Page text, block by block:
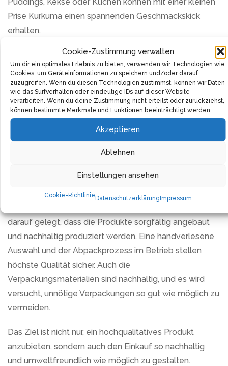
Cookie-Zustimmung verwalten
Um dir ein optimales Erlebnis zu bieten, verwenden wir Technologien wie
Cookies, um Geräteinformationen zu speichern und/oder darauf
zuzugreifen. Wenn du diesen Technologien zustimmst, können wir Daten
wie das Surfverhalten oder eindeutige IDs auf dieser Website
verarbeiten. Wenn du deine Zustimmung nicht erteilst oder zurückziehst,
können bestimmte Merkmale und Funktionen beeinträchtigt werden.
Akzeptieren
Ablehnen
Einstellungen ansehen
Cookie-RichtlinieDatenschutzerklärungImpressum
Prise Kurkuma einen spannenden Geschmackskick
erhalten.
Beliebt ist Kurkuma auch als essentieller Bestandteil in
Superfood-Drinks wie Tees und Smoothies, sowie in der
bekannten “Goldenen Milch”. Es bringt Farbe in die
Küche – und zwar auf natürliche Art und Weise. Mit
Kurkuma werden Gerichte in wahre kulinarische
Kunstwerke verwandelt. Insbesondere asiatische
Gerichte erhalten durch Kurkuma den typischen Look
und Geschmack, der die Sinne auf eine Reise in den
Natürlichkeit und Nachhaltigkeit stehen in der
darauf gelegt, dass die Produkte sorgfältig angebaut
und nachhaltig produziert werden. Eine handverlesene
Auswahl und der Abpackprozess im Betrieb stellen
höchste Qualität sicher. Auch die
Verpackungsmaterialien sind nachhaltig, und es wird
versucht, unnötige Verpackungen so gut wie möglich zu
vermeiden.
Das Ziel ist nicht nur, ein hochqualitatives Produkt
anzubieten, sondern auch den Einkauf so nachhaltig
und umweltfreundlich wie möglich zu gestalten.